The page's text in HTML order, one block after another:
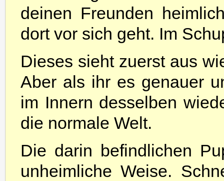
deinen Freunden
dort vor sich geht. Im
Dieses sieht zuerst aus
Aber als ihr es genauer
im Innern desselben
die normale Welt.
Die darin befindlichen
unheimliche Weise.